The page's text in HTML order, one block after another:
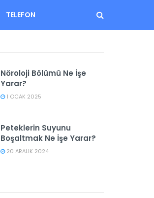
TELEFON
Nöroloji Bölümü Ne İşe
Yarar?
1 OCAK 2025
Peteklerin Suyunu
Boşaltmak Ne İşe Yarar?
20 ARALIK 2024